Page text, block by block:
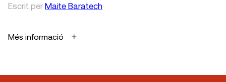
Escrit per Maite Baratech
Més informació